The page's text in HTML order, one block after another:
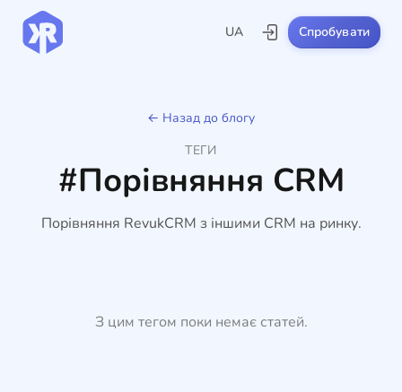
UA Спробувати
← Назад до блогу
ТЕГИ
#Порівняння CRM
Порівняння RevukCRM з іншими CRM на ринку.
З цим тегом поки немає статей.